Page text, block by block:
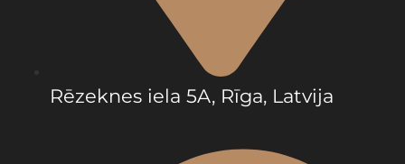
Rēzeknes iela 5A, Rīga, Latvija